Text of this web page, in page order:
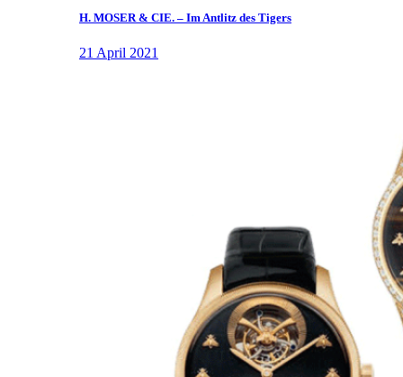
H. MOSER & CIE. – Im Antlitz des Tigers
21 April 2021